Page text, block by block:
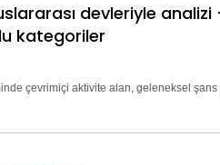
devleriyle
kategoriler
çevrimiçi aktivite alan, geleneksel